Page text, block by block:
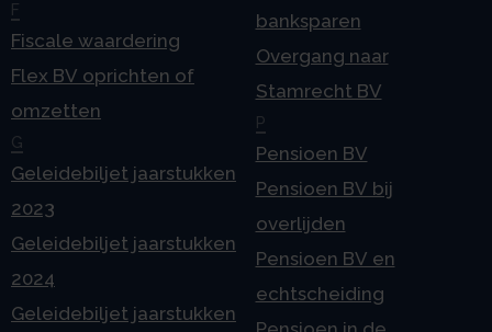
F
Fiscale waardering
Flex BV oprichten of
omzetten
G
Geleidebiljet jaarstukken
2023
Geleidebiljet jaarstukken
2024
Geleidebiljet jaarstukken
banksparen
Overgang naar
Stamrecht BV
P
Pensioen BV
Pensioen BV bij
overlijden
Pensioen BV en
echtscheiding